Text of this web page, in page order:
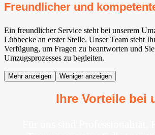
Freundlicher und
Ein freundlicher Service steht bei unserem
Lübbecke an erster Stelle. Unser Team steht
Verfügung, um Fragen zu beantworten und
Umzugsprozesses zu begleiten.
Mehr anzeigen Weniger anzeigen
Ihre Vorteile bei